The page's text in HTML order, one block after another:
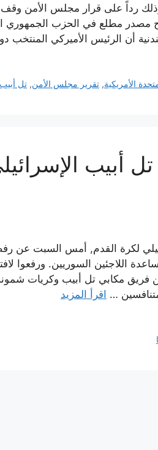
رداً على قرار مجلس الأمن وقف
مصدر مطلع في الحزب الجمهوري
الأمريكية,تقرير مجلس الأمن,تل أبيب
أبيب
لكرة القدم, أمس السبت عن
اللاجئين السوريين. ورفعوا
فريق مكابي تل أبيب وكريات شمونة.
اقرأ المزيد